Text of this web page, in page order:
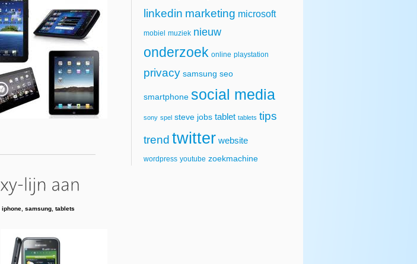
iphone, samsung, tablets
linkedin marketing microsoft
mobiel muziek nieuw
onderzoek online playstation
privacy samsung seo
smartphone social media
sony spel steve jobs tablet tablets tips
trend twitter website
wordpress youtube zoekmachine